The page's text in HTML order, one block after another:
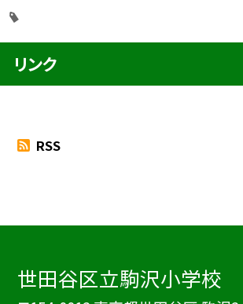
リンク
RSS
世田谷区立駒沢小学校